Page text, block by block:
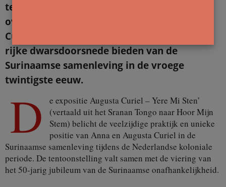
tentoonstelling toont een veelomvattend
overzicht van het werk van de gezusters
Curiel, met meer dan 100 beelden die een
rijke dwarsdoorsnede bieden van de
Surinaamse samenleving in de vroege
twintigste eeuw.
D
e expositie Augusta Curiel – Yere Mi Sten’
(vertaald uit het Sranan Tongo naar Hoor Mijn
Stem) belicht de veelzijdige praktijk en unieke
positie van Anna en Augusta Curiel in de
Surinaamse samenleving tijdens de Nederlandse koloniale
periode. De tentoonstelling valt samen met de viering van
het 50-jarig jubileum van de Surinaamse onafhankelijkheid.